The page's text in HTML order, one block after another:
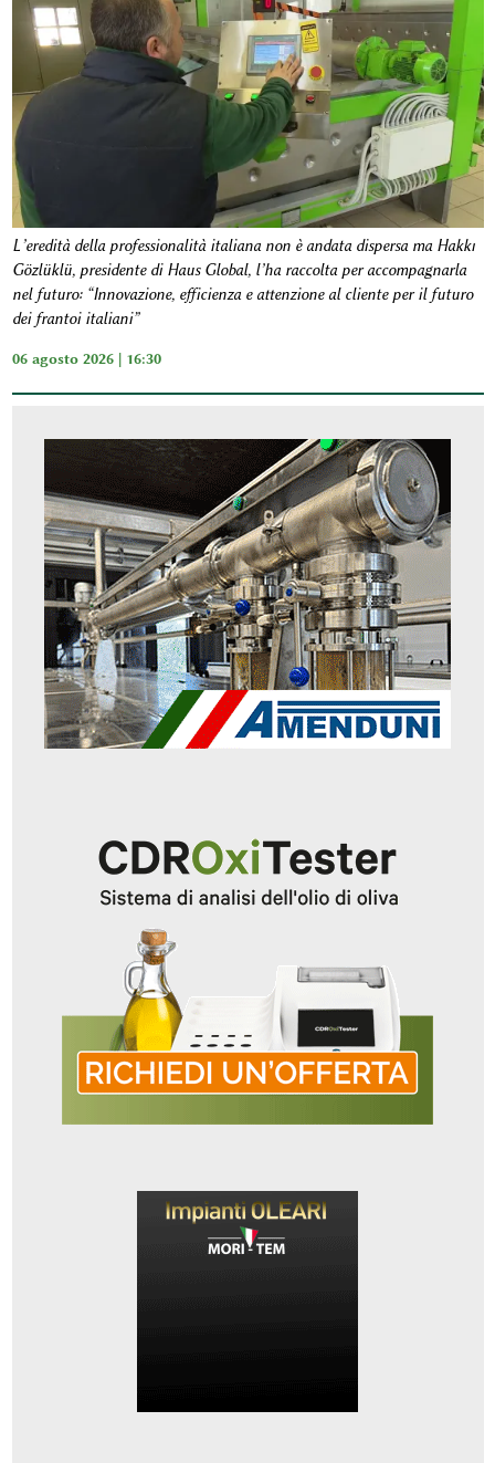
L’eredità della professionalità italiana non è andata dispersa ma Hakkı
Gözlüklü, presidente di Haus Global, l’ha raccolta per accompagnarla
nel futuro: “Innovazione, efficienza e attenzione al cliente per il futuro
dei frantoi italiani”
06 agosto 2026 | 16:30